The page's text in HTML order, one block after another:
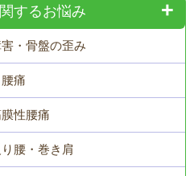
するお悩み
・骨盤の歪み
腰痛
性腰痛
腰・巻き肩